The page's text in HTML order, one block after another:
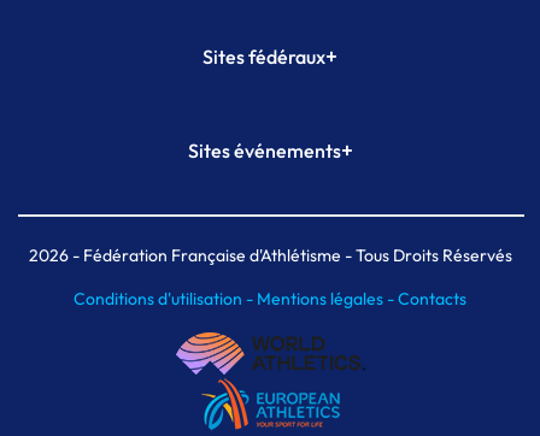
Sites fédéraux+
Plateforme Formation
Sites événements+
Meeting de Paris indoor
MAIF Ekiden de Paris
2026- Fédération Française d'Athlétisme - Tous Droits Réservés
Conditions d'utilisation - Mentions légales -Contacts